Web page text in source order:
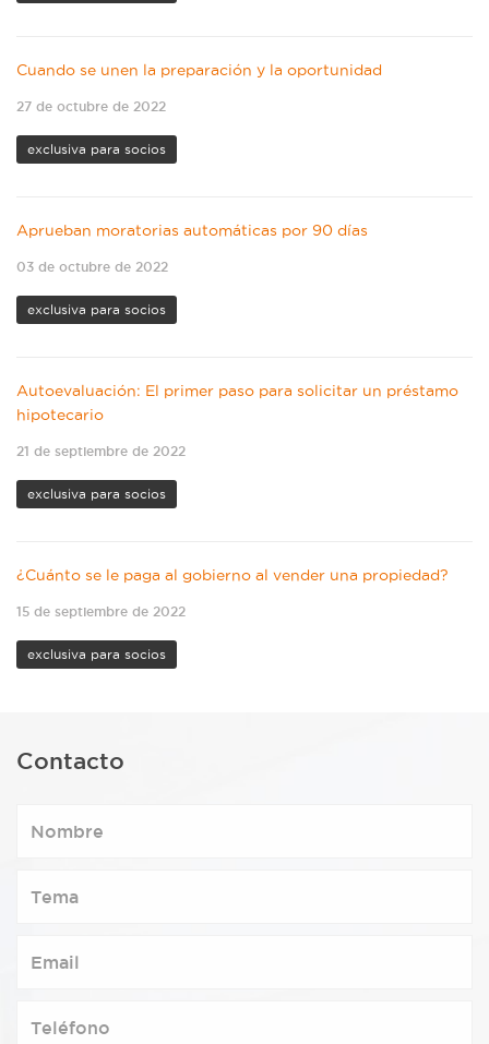
Cuando se unen la preparación y la oportunidad
27 de octubre de 2022
exclusiva para socios
Aprueban moratorias automáticas por 90 días
03 de octubre de 2022
exclusiva para socios
Autoevaluación: El primer paso para solicitar un préstamo
hipotecario
21 de septiembre de 2022
exclusiva para socios
¿Cuánto se le paga al gobierno al vender una propiedad?
15 de septiembre de 2022
exclusiva para socios
Contacto